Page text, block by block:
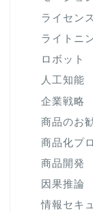
ライセンス
ライトニ
ロボット
人工知能
企業戦略
商品のお
商品化プ
商品開発
因果推論
情報セキ